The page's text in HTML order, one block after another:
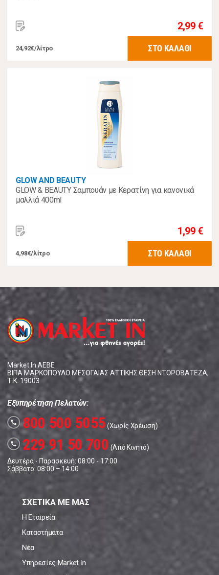
2,99 €
24,92€/λίτρο ΣΤΟ ΚΑΛΑΘΙ
GLOW AND BEAUTY
GLOW & BEAUTY Σαμπουάν με Κερατίνη για κανονικά
μαλλιά 400ml
1,99 €
4,98€/λίτρο ΣΤΟ ΚΑΛΑΘΙ
Market In ΑΕΒΕ
ΒΙΠΑ ΜΑΡΚΟΠΟΥΛΟ ΜΕΣΟΓΑΙΑΣ ΑΤΤΙΚΗΣ ΘΕΣΗ ΝΤΟΡΟΒΑΤΕΖΑ,
Τ.Κ. 19003
Εξυπηρέτηση Πελατών:
call 800 500 5055(Χωρίς Χρέωση)
call 229 91 50 700 (Από Κινητό)
Δευτέρα - Παρασκευή: 08:00 - 17:00
Σάββατο: 08:00 – 14:00
ΣΧΕΤΙΚΑ ΜΕ ΜΑΣ
Η Εταιρεία
Καταστήματα
Νέα
Υπηρεσίες Market In